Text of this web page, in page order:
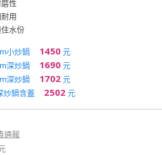
性
用
水份
小炒鍋 1450 元
深炒鍋
1690 元
深炒鍋
1702 元
炒鍋含蓋
2502 元
通報